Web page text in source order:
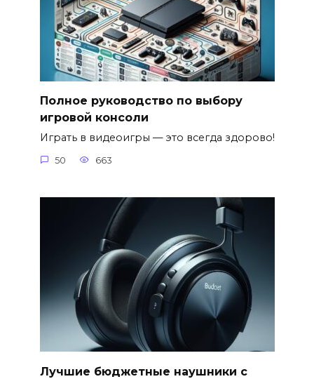
Полное руководство по выбору
игровой консоли
Играть в видеоигры — это всегда здорово!
50 663
Лучшие бюджетные наушники с